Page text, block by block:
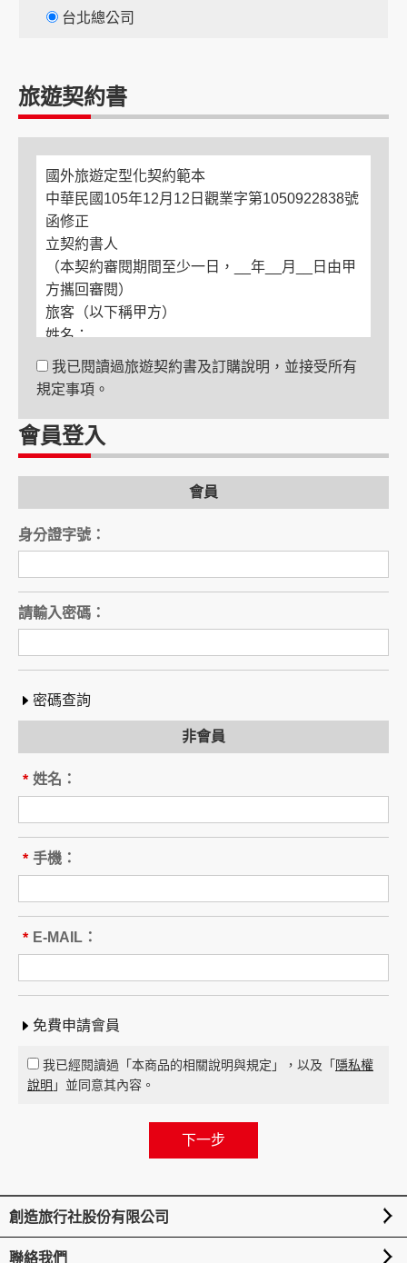
台北總公司
旅遊契約書
國外旅遊定型化契約範本
中華民國105年12月12日觀業字第1050922838號
函修正
立契約書人
（本契約審閱期間至少一日，__年__月__日由甲
方攜回審閱）
旅客（以下稱甲方）
姓名：
電話：
住居所：
姓名：
與旅客關係：
旅行業（以下稱乙方）
註冊編號：
營業所：
甲乙雙方同意就本旅遊事項，依下列約定辦理。
第一條（國外旅遊之意義）
本契約所謂國外旅遊，係指到中華民國疆域以外
其他國家或地區旅遊。
赴中國大陸旅行者，準用本旅遊契約之約定。
第二條（適用之範圍及順序）
之約定定之；本契約中未約定者，適用中華民國
第三條（旅遊團名稱、旅遊行程及廣告責任）
本旅遊團名稱為____________________
旅遊地區（國家、城市或觀光地
點）：________
_____ 與本契約有關之附件、廣告、宣傳文件、
行程表或說明會之說明內容均視為本契約內容之
負之義務不得低於廣告之內容。
第一項記載得以所刊登之廣告、宣傳文件、行程
未記載第一項內容或記載之內容與刊登廣告、宣
第四條（集合及出發時地）
甲方應於民國_____年_____月_____日_____時
我已閱讀過旅遊契約書及訂購說明，並接受所有
規定事項。
會員登入
會員
身分證字號：
請輸入密碼：
密碼查詢
非會員
* 姓名：
* 手機：
* E-MAIL：
免費申請會員
我已經閱讀過「本商品的相關說明與規定」，以及「 隱私權
說明 」並同意其內容。
創造旅行社股份有限公司
聯絡我們